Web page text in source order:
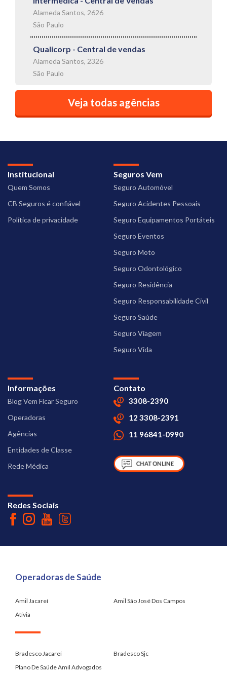
Alameda Santos, 2626
São Paulo
Qualicorp - Central de vendas
Alameda Santos, 2326
São Paulo
Veja todas agências
Institucional
Quem Somos
CB Seguros é confiável
Política de privacidade
Seguros Vem
Seguro Automóvel
Seguro Acidentes Pessoais
Seguro Equipamentos Portáteis
Seguro Eventos
Seguro Moto
Seguro Odontológico
Seguro Residência
Seguro Responsabilidade Civil
Seguro Saúde
Seguro Viagem
Seguro Vida
Informações
Blog Vem Ficar Seguro
Operadoras
Agências
Entidades de Classe
Rede Médica
Contato
3308-2390
12 3308-2391
11 96841-0990
Redes Sociais
Operadoras de Saúde
Amil Jacareí
Amil São José Dos Campos
Atívia
Bradesco Jacareí
Bradesco Sjc
Plano De Saúde Amil Advogados